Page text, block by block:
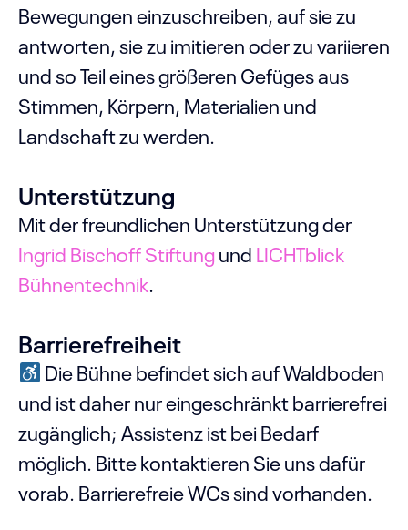
Bewegungen einzuschreiben, auf sie zu
antworten, sie zu imitieren oder zu variieren
und so Teil eines größeren Gefüges aus
Stimmen, Körpern, Materialien und
Landschaft zu werden.
Unterstützung
Mit der freundlichen Unterstützung der
Ingrid Bischoff Stiftungund LICHTblick
Bühnentechnik.
Barrierefreiheit
Die Bühne befindet sich auf Waldboden
und ist daher nur eingeschränkt barrierefrei
zugänglich; Assistenz ist bei Bedarf
möglich. Bitte kontaktieren Sie uns dafür
vorab. Barrierefreie WCs sind vorhanden.